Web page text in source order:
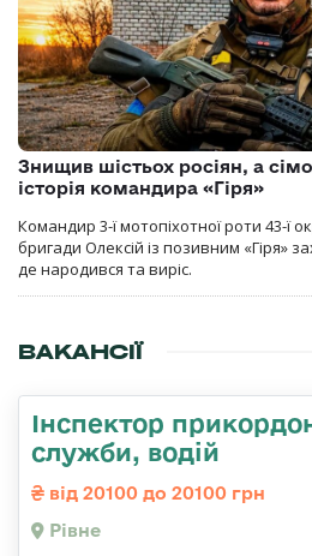
Знищив шістьох росіян, а
історія командира «Гіря»
Командир 3-ї мотопіхотної роти 43-ї
бригади Олексій із позивним «Гіря»
де народився та виріс.
ВАКАНСІЇ
Інспектор
служби, водій
від 20100 до 20100 грн
Рівне